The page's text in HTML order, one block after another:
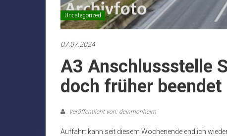
Uncategorized
07.07.2024
A3 Anschlussstelle
doch früher beendet
Veröffentlicht von: deinmonheim
Auffahrt kann seit diesem Wochenende endlich